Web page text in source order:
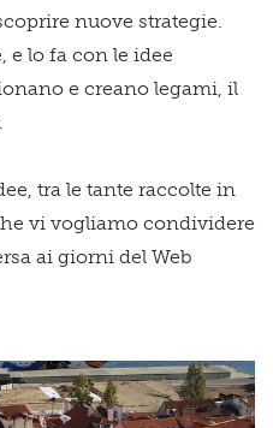
nuove strategie.
e lo fa con le idee
e creano legami, il
tra le tante raccolte in
vi vogliamo condividere
ai giorni del Web